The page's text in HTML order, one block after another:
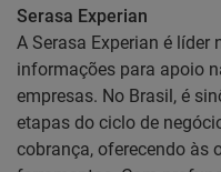
Serasa Experian
A Serasa Experian é
informações para apoio
empresas. No Brasil, é
etapas do ciclo de
cobrança, oferecendo às